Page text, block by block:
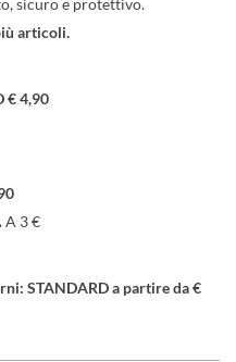
sicuro e protettivo.
articoli.
€ 4,90
A 3 €
STANDARD a partire da €